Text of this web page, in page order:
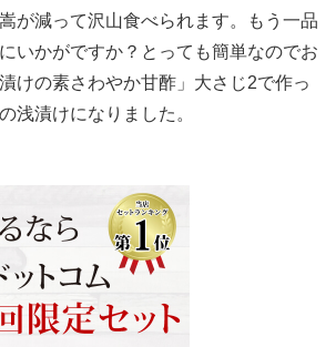
が減って沢山食べられます。もう一品
いかがですか？とっても簡単なのでお
けの素さわやか甘酢」大さじ2で作っ
浅漬けになりました。